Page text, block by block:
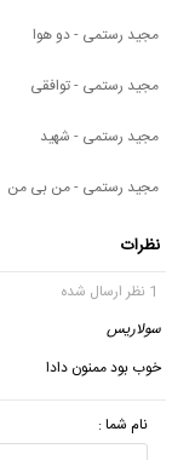
مجید رستمی - دو هوا
مجید رستمی - توافقی
مجید رستمی - شهید
مجید رستمی - من بی من
نظرات
1 نظر ارسال شده
سولاریس
خوب بود ممنون دادا
نام شما :